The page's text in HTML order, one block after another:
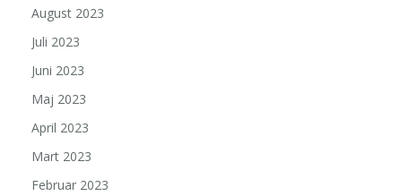
August 2023
Juli 2023
Juni 2023
Maj 2023
April 2023
Mart 2023
Februar 2023